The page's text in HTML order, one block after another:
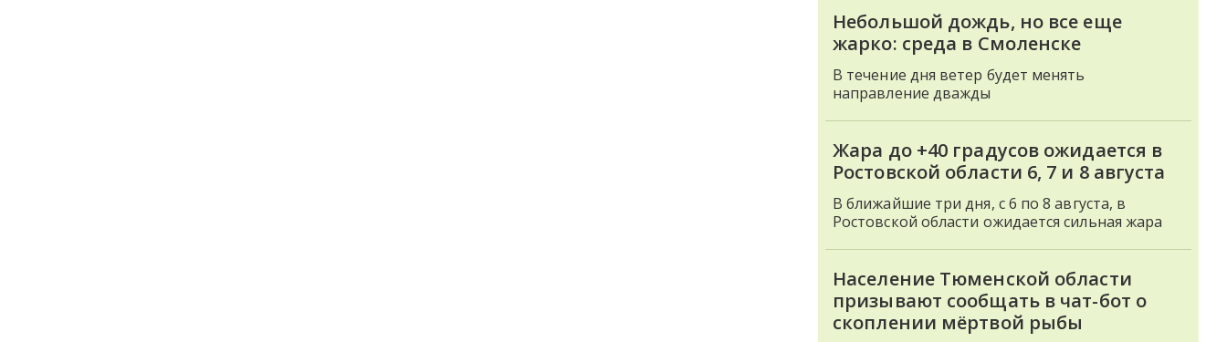
Небольшой дождь, но все еще
жарко: среда в Смоленске
В течение дня ветер будет менять
направление дважды
Жара до +40 градусов ожидается в
Ростовской области 6, 7 и 8 августа
В ближайшие три дня, с 6 по 8 августа, в
Ростовской области ожидается сильная жара
Население Тюменской области
призывают сообщать в чат-бот о
скоплении мёртвой рыбы